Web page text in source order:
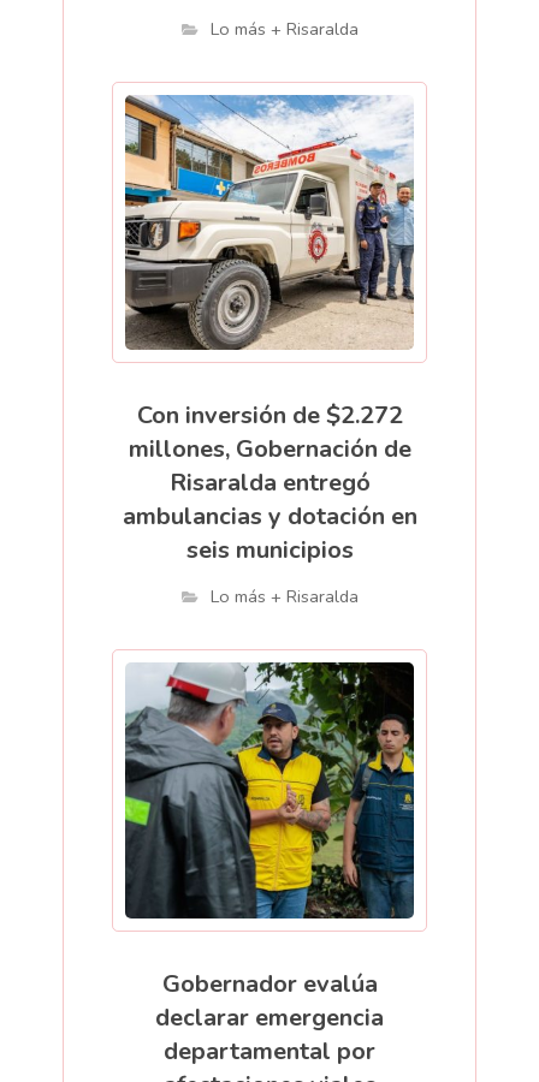
Lo más + Risaralda
Con inversión de $2.272
millones, Gobernación de
Risaralda entregó
ambulancias y dotación en
seis municipios
Lo más + Risaralda
Gobernador evalúa
declarar emergencia
departamental por